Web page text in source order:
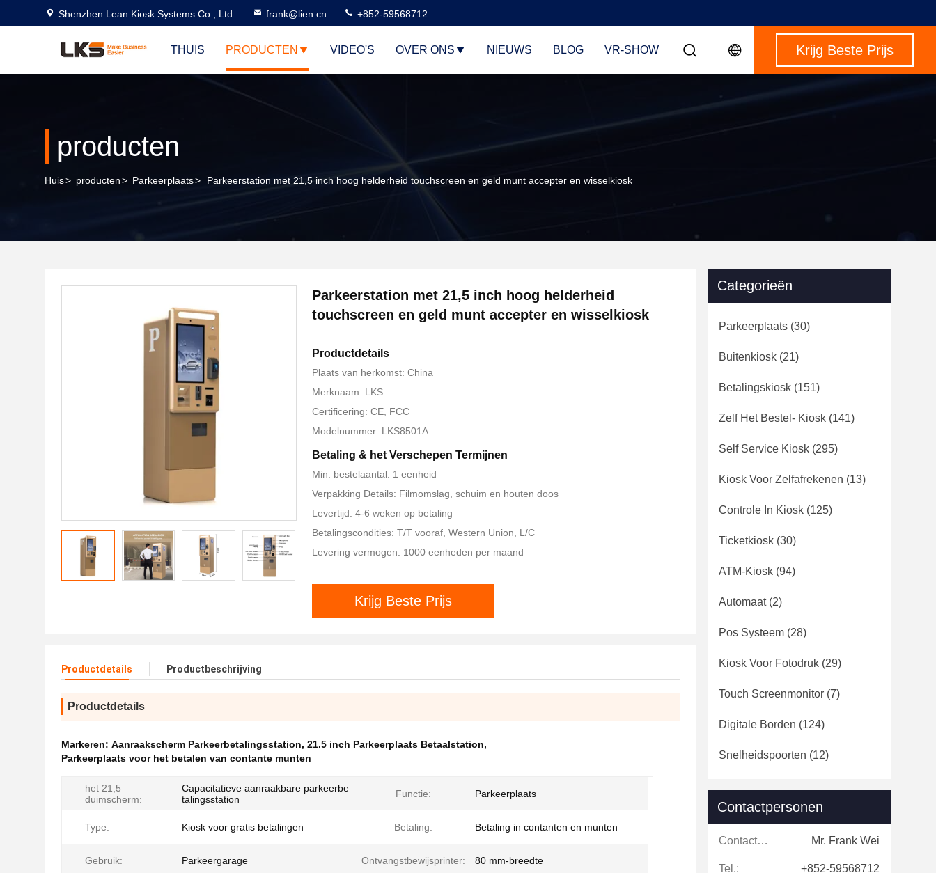
Shenzhen Lean Kiosk Systems Co., Ltd. frank@lien.cn +852-59568712
THUIS PRODUCTEN VIDEO'S OVER ONS NIEUWS BLOG VR-SHOW Krijg Beste Prijs
producten
Huis> producten> Parkeerplaats> Parkeerstation met 21,5 inch hoog helderheid touchscreen en geld munt accepter en wisselkiosk
Parkeerstation met 21,5 inch hoog helderheid
touchscreen en geld munt accepter en wisselkiosk
Productdetails
Plaats van herkomst: China
Merknaam: LKS
Certificering: CE, FCC
Modelnummer: LKS8501A
Betaling & het Verschepen Termijnen
Min. bestelaantal: 1 eenheid
Verpakking Details: Filmomslag, schuim en houten doos
Levertijd: 4-6 weken op betaling
Betalingscondities: T/T vooraf, Western Union, L/C
Levering vermogen: 1000 eenheden per maand
Krijg Beste Prijs
Productdetails Productbeschrijving
Productdetails
Markeren: Aanraakscherm Parkeerbetalingsstation, 21.5 inch Parkeerplaats Betaalstation,
Parkeerplaats voor het betalen van contante munten
het 21,5
duimscherm:
Capacitatieve aanraakbare parkeerbe
talingsstation
Functie: Parkeerplaats
Type: Kiosk voor gratis betalingen Betaling: Betaling in contanten en munten
Gebruik: Parkeergarage Ontvangstbewijsprinter: 80 mm-breedte
Categorieën
Parkeerplaats (30)
Buitenkiosk (21)
Betalingskiosk (151)
Zelf Het Bestel- Kiosk (141)
Self Service Kiosk (295)
Kiosk Voor Zelfafrekenen (13)
Controle In Kiosk (125)
Ticketkiosk (30)
ATM-Kiosk (94)
Automaat(2)
Pos Systeem (28)
Kiosk Voor Fotodruk (29)
Touch Screenmonitor (7)
Digitale Borden (124)
Snelheidspoorten (12)
Contactpersonen
Contactpersonen: Mr. Frank Wei
Tel.: +852-59568712